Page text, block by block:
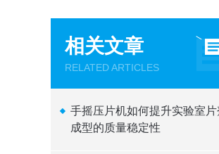
相关文章
RELATED ARTICLES
手摇压片机如何提升实验室片
成型的质量稳定性